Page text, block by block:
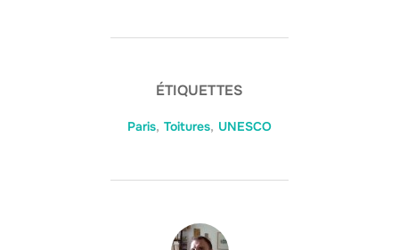
ÉTIQUETTES
Paris, Toitures, UNESCO
AUTEUR DE LA PUBLICATION